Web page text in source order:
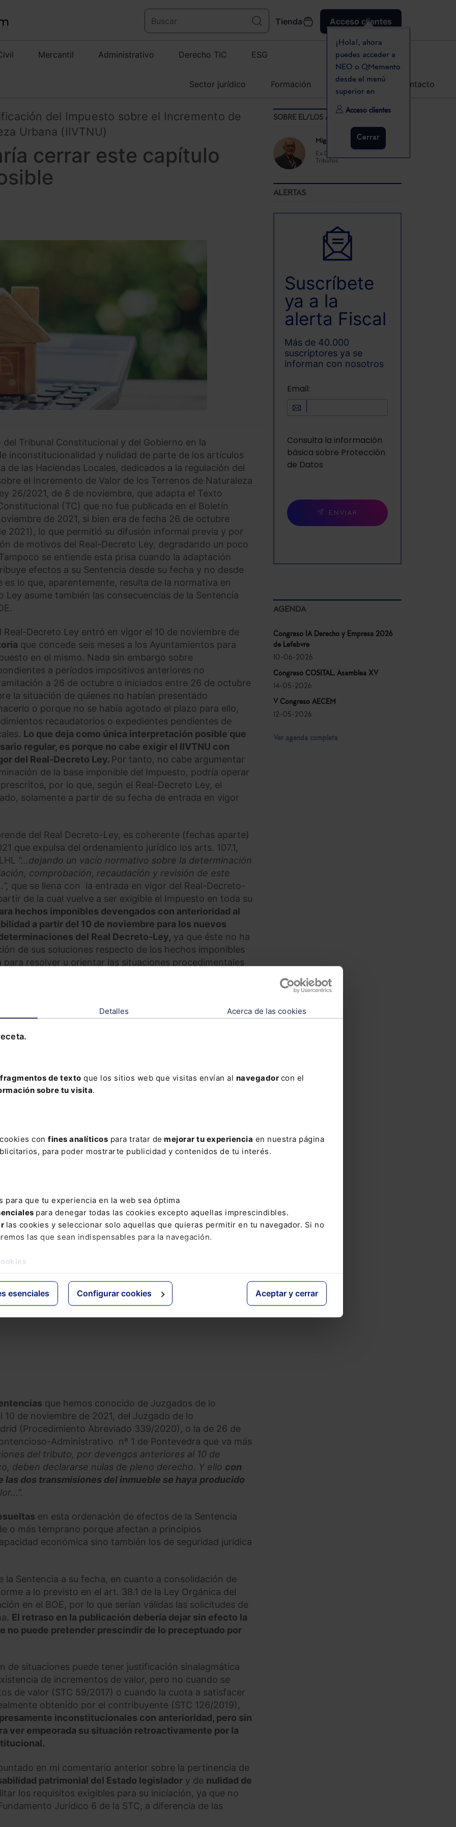
Detalles Acerca de las cookies
de texto que los sitios web que visitas envían al navegador con el
sobre tu visita.
con fines analíticos para tratar de mejorar tu experiencia en nuestra página
para poder mostrarte publicidad y contenidos de tu interés.
para que tu experiencia en la web sea óptima
para denegar todas las cookies excepto aquellas imprescindibles.
las cookies y seleccionar solo aquellas que quieras permitir en tu navegador. Si no
las que sean indispensables para la navegación.
esenciales Configurar cookies Aceptar y cerrar
Tienda Acceso clientes
¡Hola!, ahora
puedes acceder a
NEO o QMemento
desde el menú
superior en
Acceso clientes
Cerrar
Mercantil Administrativo Derecho TIC ESG
Sector jurídico Formación Agenda Contacto
del Impuesto sobre el Incremento de
Urbana (IIVTNU)
cerrar este capítulo
Tribunal Constitucional y del Gobierno en la
inconstitucionalidad y nulidad de parte de los artículos
de las Haciendas Locales, dedicados a la regulación del
el Incremento de Valor de los Terrenos de Naturaleza
26/2021, de 8 de noviembre, que adapta el Texto
(TC) que no fue publicada en el Boletín
de 2021, si bien era de fecha 26 de octubre
2021), lo que permitió su difusión informal previa y por
de motivos del Real-Decreto Ley, degradando un poco
se entiende esta prisa cuando la adaptación
efectos a su Sentencia desde su fecha y no desde
es lo que, aparentemente, resulta de la normativa en
Ley asume también las consecuencias de la Sentencia
Decreto Ley entró en vigor el 10 de noviembre de
que concede seis meses a los Ayuntamientos para
en el mismo. Nada sin embargo sobre
a períodos impositivos anteriores no
a 26 de octubre o iniciados entre 26 de octubre
la situación de quienes no habían presentado
o porque no se había agotado el plazo para ello,
recaudatorios o expedientes pendientes de
Lo que deja como única interpretación posible que
regular, es porque no cabe exigir el IIVTNU con
del Real-Decreto Ley. Por tanto, no cabe argumentar
de la base imponible del Impuesto, podría operar
por lo que, según el Real-Decreto Ley, el
solamente a partir de su fecha de entrada en vigor
del Real Decreto-Ley, es coherente (fechas aparte)
que expulsa del ordenamiento jurídico los arts. 107.1,
“…dejando un vacío normativo sobre la determinación
comprobación, recaudación y revisión de este
que se llena con la entrada en vigor del Real-Decreto-
de la cual vuelve a ser exigible el Impuesto en toda su
hechos imponibles devengados con anterioridad al
a partir del 10 de noviembre para los nuevos
del Real Decreto-Ley, ya que éste no ha
de sus soluciones respecto de los hechos imponibles
resolver u orientar las situaciones procedimentales
por parte de los sujetos obligados,
que
en la presente sentencia aquellas obligaciones
que, a la fecha de dictarse la misma, hayan sido
con fuerza de cosa juzgada o mediante resolución
tendrán también la consideración de situaciones
o definitivas que no hayan sido impugnadas a la
cuya rectificación no haya sido
con fundamento en la Sentencia.
JUAN en su clarificador artículo para el Boletín
de España, donde concluye que
pasadas cuando, a la fecha de dictarse la
sentencia con fuerza de cosa juzgada o mediante
tampoco son revisables las liquidaciones que no
cuya rectificación no se haya solicitado a dicha
y buena administración, las entidades locales deberían
en las normas inconstitucionales a partir de la fecha
debería impugnarlas y el recurso debería
que hemos conocido de Juzgados de lo
de noviembre de 2021, del Juzgado de lo
(Procedimiento Abreviado 339/2020), o la de 26 de
Administrativo nº 1 de Pontevedra que va más
del tributo, por devengos anteriores al 10 de
deben declararse nulas de pleno derecho. Y ello con
las dos transmisiones del inmueble se haya producido
en esta ordenación de efectos de la Sentencia
o más temprano porque afectan a principios
económica sino también los de seguridad jurídica
la Sentencia a su fecha, en cuanto a consolidación de
a lo previsto en el art. 38.1 de la Ley Orgánica del
en el BOE, por lo que serían válidas las solicitudes de
El retraso en la publicación debería dejar sin efecto la
no puede pretender prescindir de lo preceptuado por
de situaciones puede tener justificación sinalagmática
de incrementos de valor, pero no cuando se
de valor (STC 59/2017) o cuando la cuota a satisfacer
obtenido por el contribuyente (STC 126/2019),
inconstitucionales con anterioridad, pero sin
ver empeorada su situación retroactivamente por la
en mi comentario anterior sobre la pertinencia de
patrimonial del Estado legislador y de nulidad de
los requisitos exigibles para su iniciación, ya que no
Jurídico 6 de la STC, a diferencia de las
SOBRE EL/LOS AUTOR(ES)
Miguel Cruz Amorós
Ex Director General de
Tributos
ALERTAS
Suscríbete
ya a la
alerta Fiscal
Más de 40.000
suscriptores ya se
informan con nosotros
Email:
Consulta la información
básica sobre Protección
de Datos
ENVIAR
AGENDA
Congreso IA Derecho y Empresa 2026
de Lefebvre
10-06-2026
Congreso COSITAL. Asamblea XV
14-05-2026
V Congreso AECEM
12-05-2026
Ver agenda completa